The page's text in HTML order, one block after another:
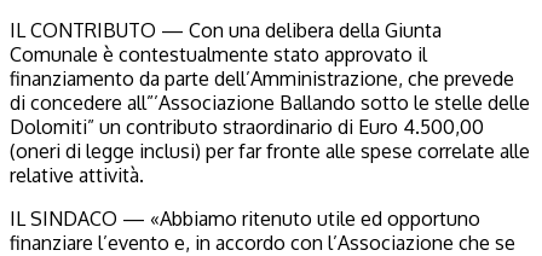
IL CONTRIBUTO — Con una delibera della Giunta
Comunale è contestualmente stato approvato il
finanziamento da parte dell’Amministrazione, che prevede
di concedere all”’Associazione Ballando sotto le stelle delle
Dolomiti” un contributo straordinario di Euro 4.500,00
(oneri di legge inclusi) per far fronte alle spese correlate alle
relative attività.
IL SINDACO — «Abbiamo ritenuto utile ed opportuno
finanziare l’evento e, in accordo con l’Associazione che se